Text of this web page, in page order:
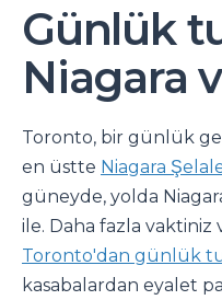
Günlük
Niagara
Toronto, bir günlük
en üstte Niagara
güneyde, yolda
ile. Daha fazla vaktiniz
Toronto'dan günlük
kasabalardan eyalet